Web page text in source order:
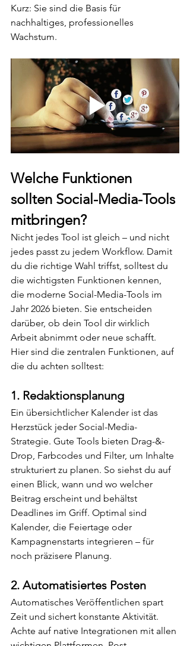
Kurz: Sie sind die Basis für
nachhaltiges, professionelles
Wachstum.
Welche Funktionen
sollten Social-Media-Tools
mitbringen?
Nicht jedes Tool ist gleich – und nicht
jedes passt zu jedem Workflow. Damit
du die richtige Wahl triffst, solltest du
die wichtigsten Funktionen kennen,
die moderne Social-Media-Tools im
Jahr 2026 bieten. Sie entscheiden
darüber, ob dein Tool dir wirklich
Arbeit abnimmt oder neue schafft.
Hier sind die zentralen Funktionen, auf
die du achten solltest:
1. Redaktionsplanung
Ein übersichtlicher Kalender ist das
Herzstück jeder Social-Media-
Strategie. Gute Tools bieten Drag-&-
Drop, Farbcodes und Filter, um Inhalte
strukturiert zu planen. So siehst du auf
einen Blick, wann und wo welcher
Beitrag erscheint und behältst
Deadlines im Griff. Optimal sind
Kalender, die Feiertage oder
Kampagnenstarts integrieren – für
noch präzisere Planung.
2. Automatisiertes Posten
Automatisches Veröffentlichen spart
Zeit und sichert konstante Aktivität.
Achte auf native Integrationen mit allen